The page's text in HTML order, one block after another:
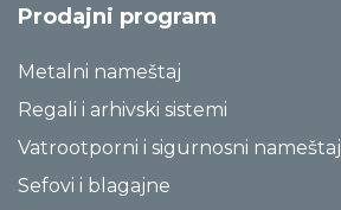
Prodajni program
Metalni nameštaj
Regali i arhivski sistemi
Vatrootporni i sigurnosni nameštaj
Sefovi i blagajne